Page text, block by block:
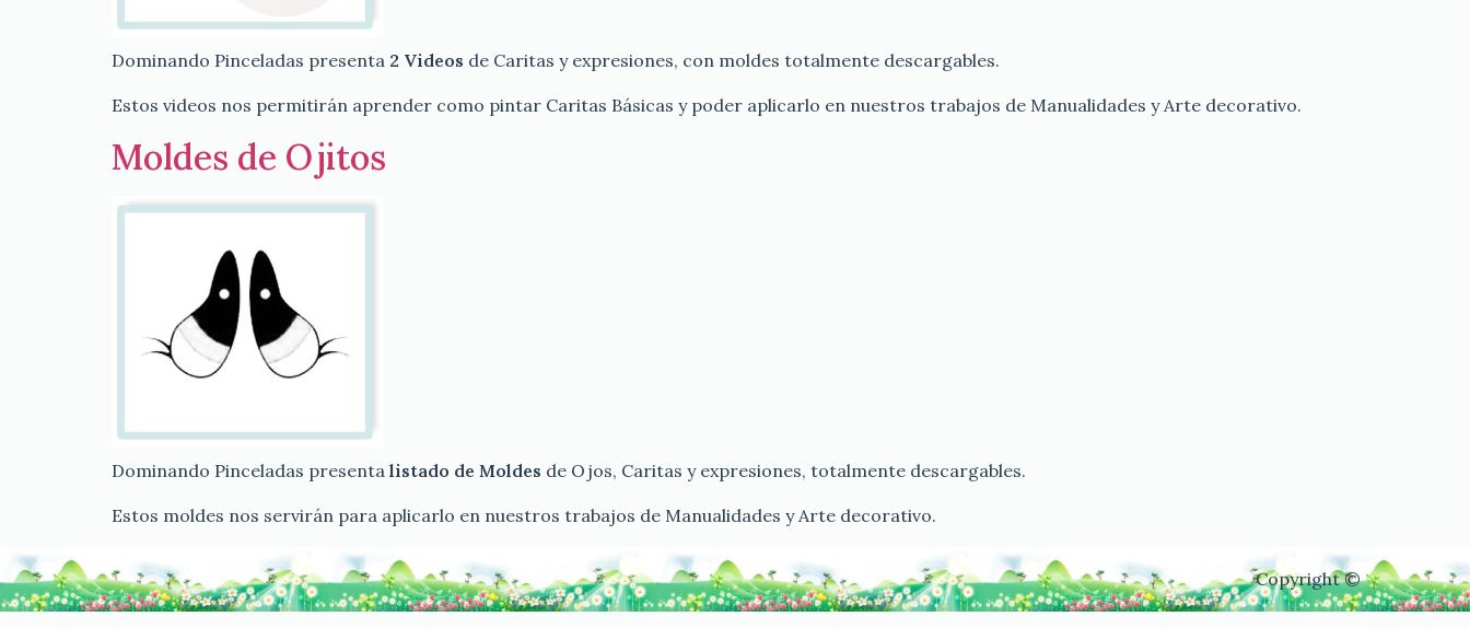
Dominando Pinceladas presenta 2 Videos de Caritas y expresiones, con moldes totalmente descargables.
Estos videos nos permitirán aprender como pintar Caritas Básicas y poder aplicarlo en nuestros trabajos de Manualidades y Arte decorativo.
Moldes de Ojitos
Dominando Pinceladas presenta listado de Moldes de Ojos, Caritas y expresiones, totalmente descargables.
Estos moldes nos servirán para aplicarlo en nuestros trabajos de Manualidades y Arte decorativo.
Copyright ©